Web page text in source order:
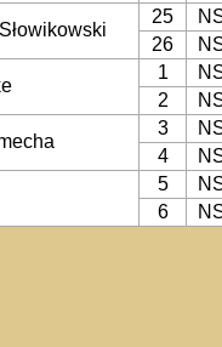
25
26
1
2
3
4
5
6